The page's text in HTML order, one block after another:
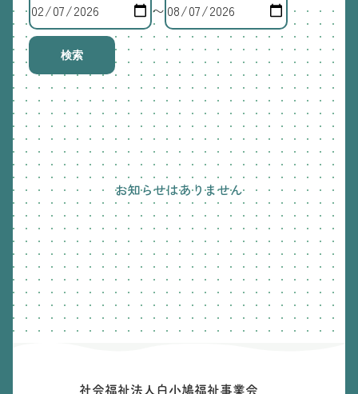
〜
検索
お知らせはありません
社会福祉法人白小鳩福祉事業会